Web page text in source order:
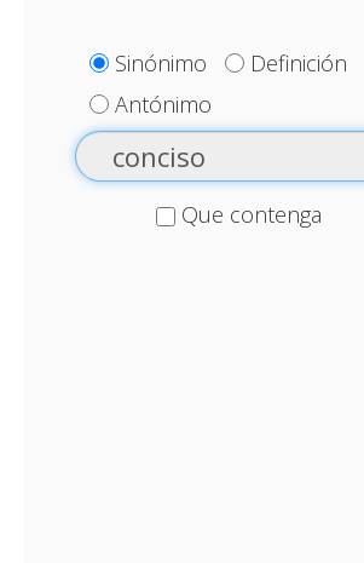
Sinónimo
Definición
Antónimo
Que contenga